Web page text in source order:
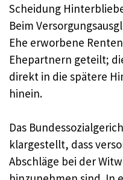
Scheidung
Beim
Ehe erworbene
Ehepartnern geteilt;
direkt in die spätere
hinein.
Das
klargestellt, dass
Abschläge bei der